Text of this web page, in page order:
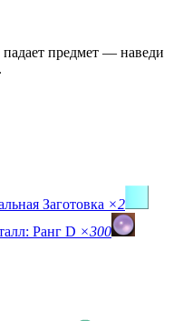
предмет — наведи
Заготовка ×2
Ранг D ×300